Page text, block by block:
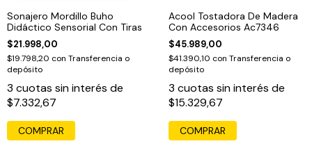
Sonajero Mordillo Buho
Didáctico Sensorial Con Tiras
$21.998,00
$19.798,20 con Transferencia o
depósito
3 cuotas sin interés de
$7.332,67
COMPRAR
Acool Tostadora De Madera
Con Accesorios Ac7346
$45.989,00
$41.390,10 con Transferencia o
depósito
3 cuotas sin interés de
$15.329,67
COMPRAR